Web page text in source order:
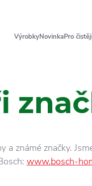
VýrobkyNovinkaPro
známé značky.
www.bosch-